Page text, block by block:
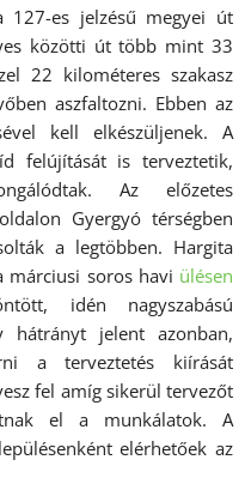
127-es jelzésű megyei út
közötti út több mint 33
22 kilométeres szakasz
aszfaltozni. Ebben az
kell elkészüljenek. A
felújítását is terveztetik,
Az előzetes
Gyergyó térségben
a legtöbben. Hargita
márciusi soros havi ülésen
idén nagyszabású
hátrányt jelent azonban,
a terveztetés kiírását
fel amíg sikerül tervezőt
el a munkálatok. A
elérhetőek az